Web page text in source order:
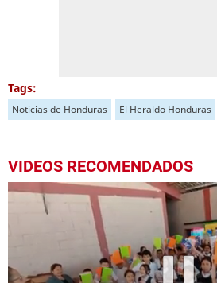
Tags:
Noticias de Honduras El Heraldo Honduras
VIDEOS RECOMENDADOS